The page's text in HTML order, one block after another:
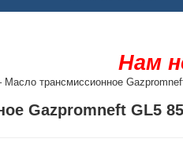
Нам
Масло трансмиссионное
Gazpromneft GL5